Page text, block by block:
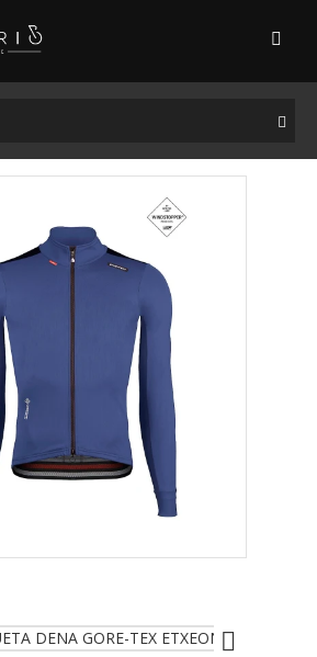
